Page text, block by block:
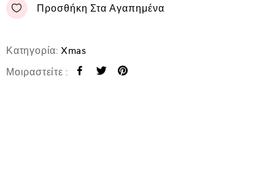
Προσθήκη Στα Αγαπημένα
Κατηγορία: Xmas
Μοιραστείτε :